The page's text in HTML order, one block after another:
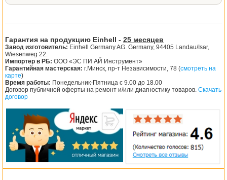
Гарантия на продукцию Einhell - 25 месяцев
Завод изготовитель: Einhell Germany AG. Germany, 94405 Landau/Isar,
Wiesenweg 22.
Импортер в РБ: ООО «ЭС ПИ АЙ Инструмент»
Гарантийная мастерская: г.Минск, пр-т Независимости, 78 (смотреть на
карте)
Время работы: Понедельник-Пятница с 9.00 до 18.00
Договор публичной оферты на ремонт и/или диагностику товаров. Скачать
договор